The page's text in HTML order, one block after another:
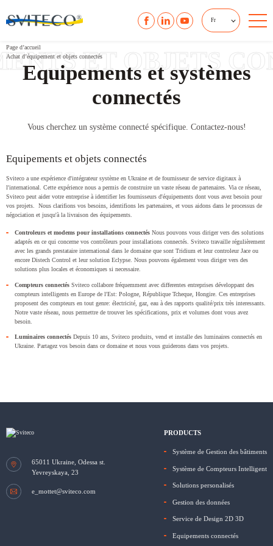
Fr
Page d’accueil
Achat d’équipement et objets connectésET OBJETS
Equipements et systèmes
connectés
Vous cherchez un système connecté spécifique. Contactez-nous!
Equipements et objets connectés
Sviteco a une expérience d'intégrateur système en Ukraine et de fournisseur de service digitaux à
l'international. Cette expérience nous a permis de construire un vaste réseau de partenaires. Via ce réseau,
Sviteco peut aider votre entreprise à identifier les fournisseurs d'équipements dont vous avez besoin pour
vos projets. Nous clarifions vos besoins, identifions les partenaires, et vous aidons dans le processus de
négociation et jusqu'à la livraison des équipements.
Controleurs et modems pour installations connectés Nous pouvons vous diriger vers des solutions
adaptés en ce qui concerne vos contrôleurs pour installations connectés. Sviteco travaille régulièrement
avec les grands prestataire international dans le domaine que sont Tridium et leur controleur Jace ou
encore Distech Control et leur solution Eclypse. Nous pouvons également vous diriger vers des
solutions plus locales et économiques si necessaire.
Compteurs connectés Sviteco collabore fréquemment avec differentes entreprises développant des
compteurs intelligents en Europe de l'Est: Pologne, République Tcheque, Hongire. Ces entreprises
proposent des compteurs en tout genre: électricité, gaz, eau à des rapports qualité/prix très interessants.
Notre vaste réseau, nous permettre de trouver les spécifications, prix et volumes dont vous avez
besoin.
Luminaires connectés Depuis 10 ans, Sviteco produits, vend et installe des luminaires connectés en
Ukraine. Partagez vos besoin dans ce domaine et nous vous guiderons dans vos projets.
65011 Ukraine, Odessa st.
Yevreyskaya, 23
e_mottet@sviteco.com
PRODUCTS
Système de Gestion des bâtiments
Système de Compteurs Intelligent
Solutions personalisés
Gestion des données
Service de Design 2D 3D
Equipements connectés